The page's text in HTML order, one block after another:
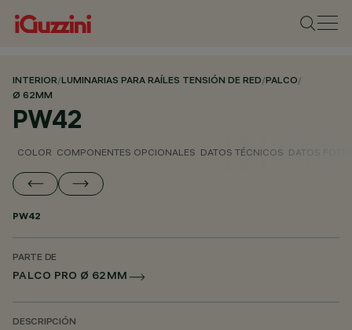
INTERIOR/LUMINARIAS PARA RAÍLES TENSIÓN DE RED/PALCO/
Ø 62MM
PW42
COLOR COMPONENTES OPCIONALES DATOS TÉCNICOS DATOS
PW42
PARTE DE
PALCO PRO Ø 62MM
DESCRIPCIÓN